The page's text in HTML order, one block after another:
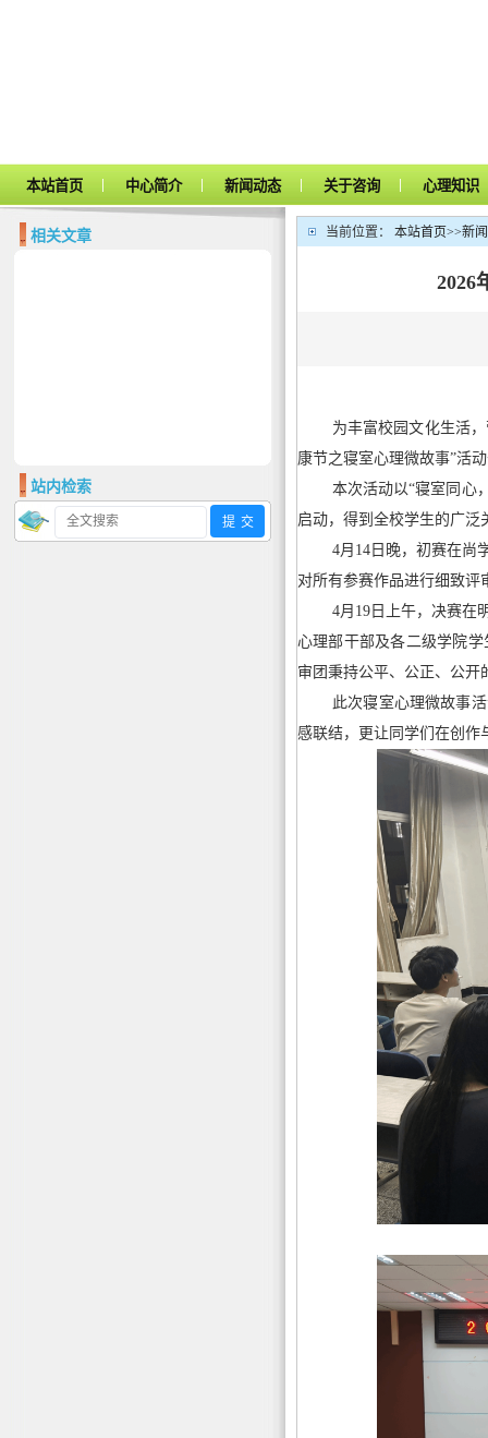
本站首页 | 中心简介 | 新闻动态 | 关于咨询 | 心理知识
相关文章
站内检索
当前位置： 本站首页>>新
2026
为丰富校园文化生活
康节之寝室心理微故事”活
本次活动以“寝室同心
启动，得到全校学生的广泛
4月14日晚，初赛在尚
对所有参赛作品进行细致评
4月19日上午，决赛在
心理部干部及各二级学院
审团秉持公平、公正、公开
此次寝室心理微故事
感联结，更让同学们在创作